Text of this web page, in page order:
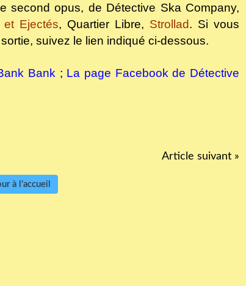
second opus, de Détective Ska Company,
et Ejectés, Quartier Libre, Strollad. Si vous
suivez le lien indiqué ci-dessous.
Bank ; La page Facebook de Détective
Article suivant »
à l'accueil